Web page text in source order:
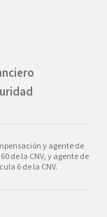
y agente de
de la CNV, y agente de
6 de la CNV.